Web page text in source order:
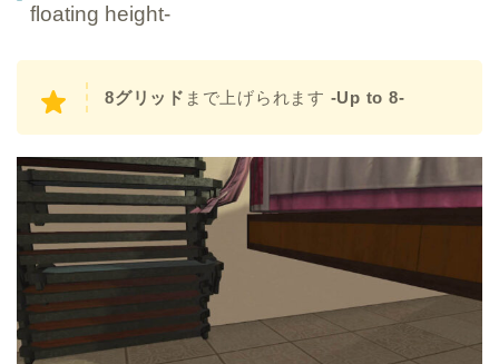
floating height-
8グリッド まで上げられます -Up to 8-